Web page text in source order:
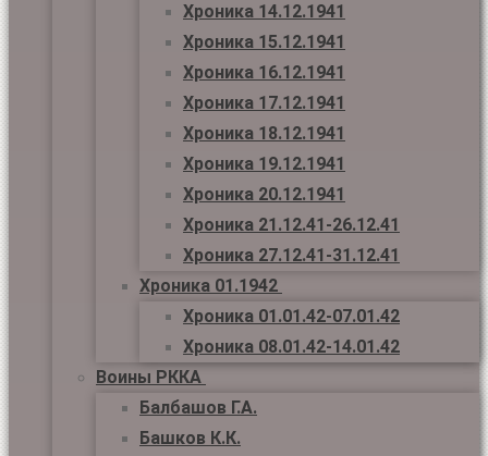
Хроника 14.12.1941
Хроника 15.12.1941
Хроника 16.12.1941
Хроника 17.12.1941
Хроника 18.12.1941
Хроника 19.12.1941
Хроника 20.12.1941
Хроника 21.12.41-26.12.41
Хроника 27.12.41-31.12.41
Хроника 01.1942
Хроника 01.01.42-07.01.42
Хроника 08.01.42-14.01.42
Воины РККА
Балбашов Г.А.
Башков К.К.